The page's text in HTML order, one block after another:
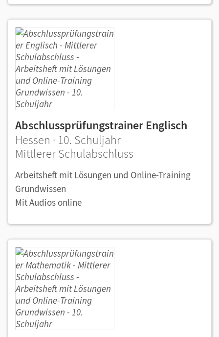
Abschlussprüfungstrainer Englisch
Hessen · 10. Schuljahr
Mittlerer Schulabschluss
Arbeitsheft mit Lösungen und Online-Training
Grundwissen
Mit Audios online